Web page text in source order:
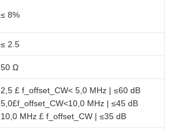
≤ 8%
≤ 2.5
50 Ω
2,5 £ f_offset_CW< 5,0 MHz | ≤60 dB
5,0£f_offset_CW<10,0 MHz | ≤45 dB
10,0 MHz £ f_offset_CW | ≤35 dB